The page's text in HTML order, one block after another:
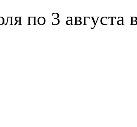
по 3 августа